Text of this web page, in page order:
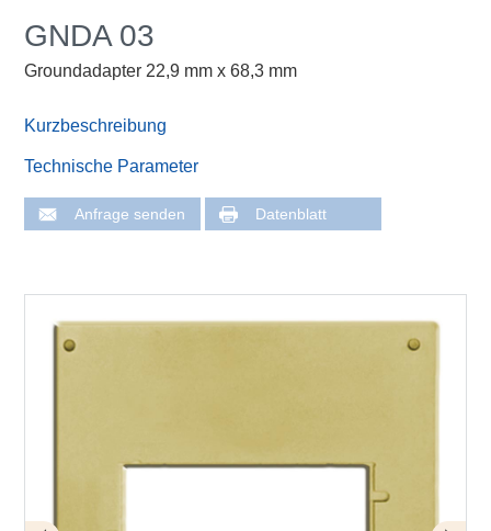
GNDA 03
Groundadapter 22,9 mm x 68,3 mm
Kurzbeschreibung
Technische Parameter
Anfrage senden Datenblatt